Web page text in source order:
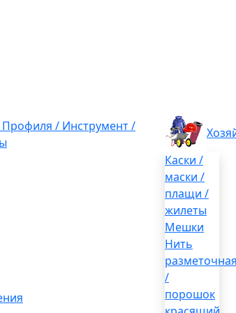
Профиля / Инструмент /
Каски /
маски /
плащи /
жилеты
Мешки
Нить
разметочная
/
порошок